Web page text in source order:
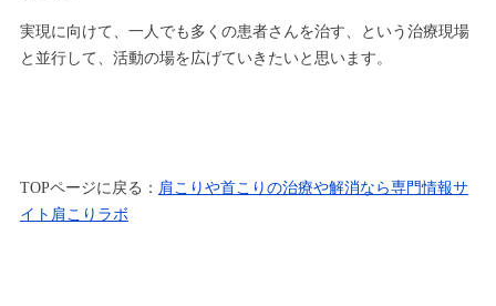
実現に向けて、一人でも多くの患者さんを治す、という治療現場
と並行して、活動の場を広げていきたいと思います。
TOPページに戻る： 肩こりや首こりの治療や解消なら専門情報サ
イト肩こりラボ